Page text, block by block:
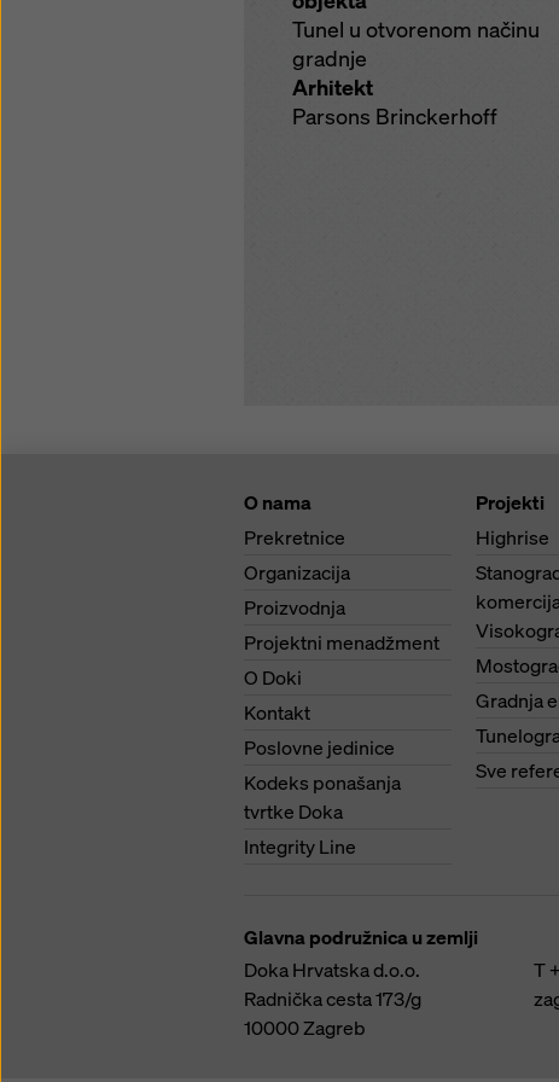
Tunel u otvorenom načinu
gradnje
Arhitekt
Parsons Brinckerhoff
O nama
Prekretnice
Organizacija
Proizvodnja
Projektni menadžment
O Doki
Kontakt
Poslovne jedinice
Kodeks ponašanja
tvrtke Doka
Integrity Line
Projekti
Highrise
Gradnja
Sve
Glavna podružnica u zemlji
Doka Hrvatska d.o.o.
Radnička cesta 173/g
10000Zagreb
T